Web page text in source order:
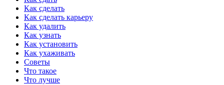
Как сделать
Как сделать карьеру
Как удалить
Как узнать
Как установить
Как ухаживать
Cоветы
Что такое
Что лучше